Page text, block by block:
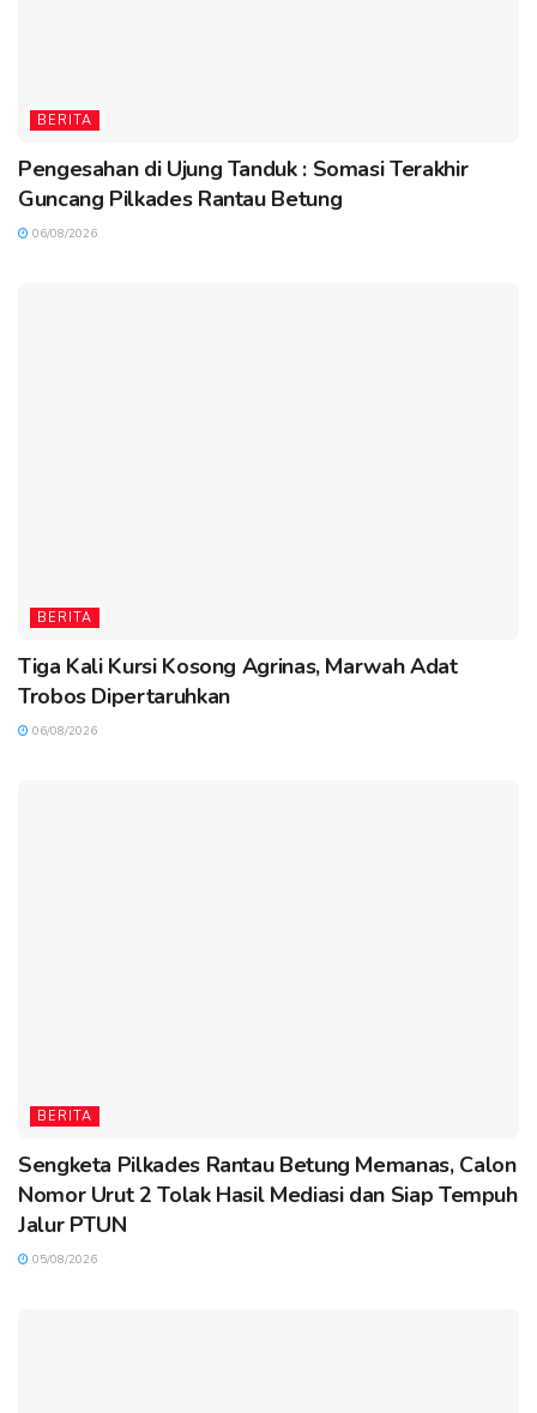
BERITA
Pengesahan di Ujung Tanduk : Somasi Terakhir
Guncang Pilkades Rantau Betung
06/08/2026
BERITA
Tiga Kali Kursi Kosong Agrinas, Marwah Adat
Trobos Dipertaruhkan
06/08/2026
BERITA
Sengketa Pilkades Rantau Betung Memanas, Calon
Nomor Urut 2 Tolak Hasil Mediasi dan Siap Tempuh
Jalur PTUN
05/08/2026